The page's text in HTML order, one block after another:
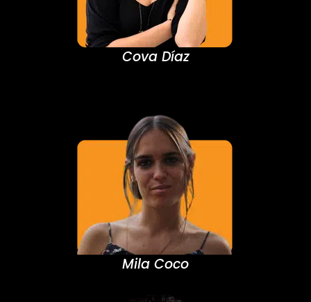
Cova Díaz
Mila Coco